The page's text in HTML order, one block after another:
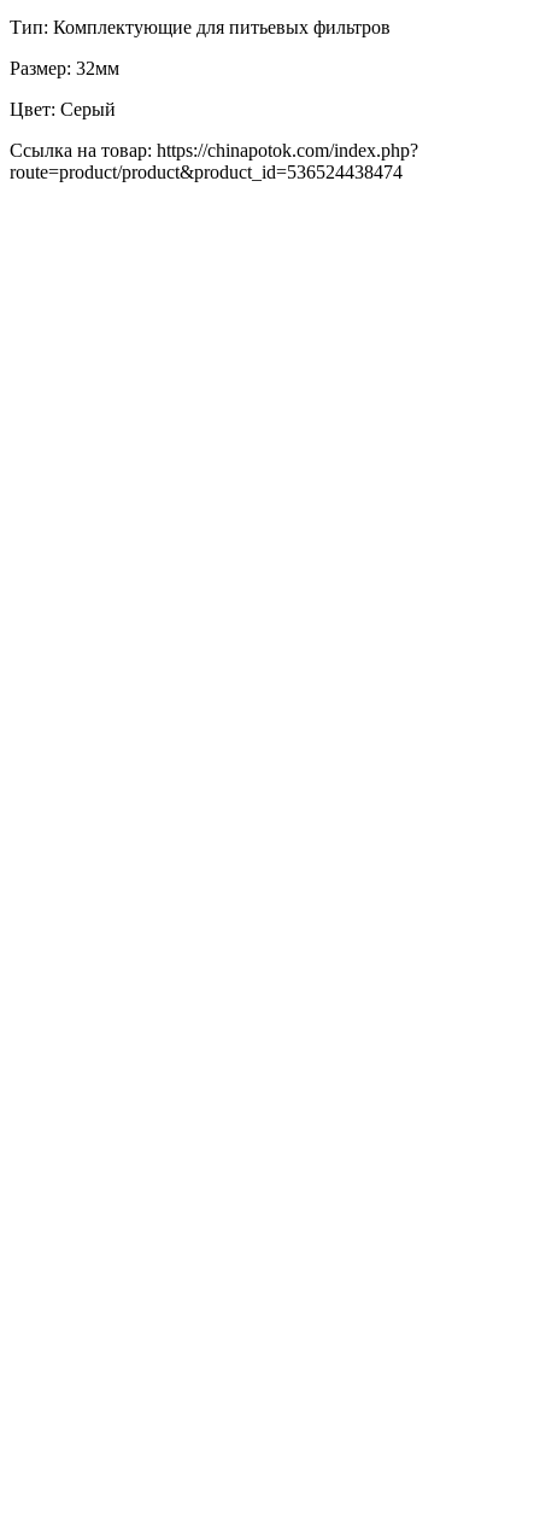
Тип: Комплектующие для питьевых фильтров
Размер: 32мм
Цвет: Серый
Ссылка на товар: https://chinapotok.com/index.php?
route=product/product&product_id=536524438474